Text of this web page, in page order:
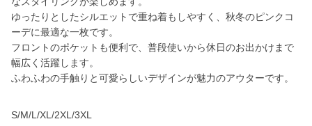
ゆったりとしたシルエットで重ね着もしやすく、秋冬のピンクコ
ーデに最適な一枚です。
フロントのポケットも便利で、普段使いから休日のお出かけまで
幅広く活躍します。
ふわふわの手触りと可愛らしいデザインが魅力のアウターです。
S/M/L/XL/2XL/3XL